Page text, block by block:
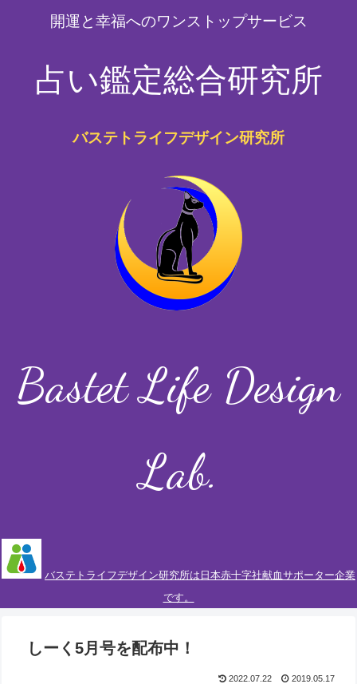
開運と幸福へのワンストップサービス
占い鑑定総合研究所
バステトライフデザイン研究所
Bastet Life Design
Lab.
バステトライフデザイン研究所は日本赤十字社献血サポーター企業
です。
しーく5月号を配布中！
2022.07.22 2019.05.17